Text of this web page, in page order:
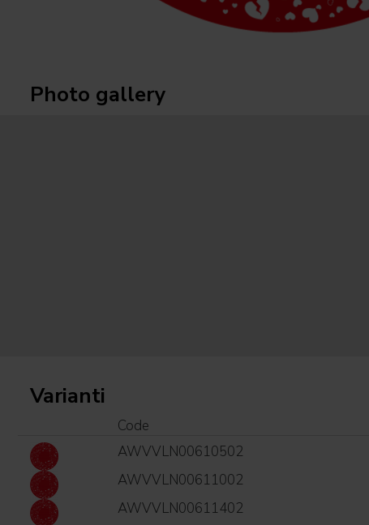
Photo gallery
Varianti
Code
AWVVLN00610502
AWVVLN00611002
AWVVLN00611402